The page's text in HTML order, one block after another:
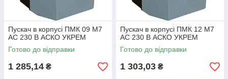
Пускач в корпусі ПМК 09 М7
AC 230 B АСКО УКРЕМ
Готово до відправки
1 285,14 ₴
Пускач в корпусі ПМК 12 М7
AC 230 B АСКО УКРЕМ
Готово до відправки
1 303,03 ₴